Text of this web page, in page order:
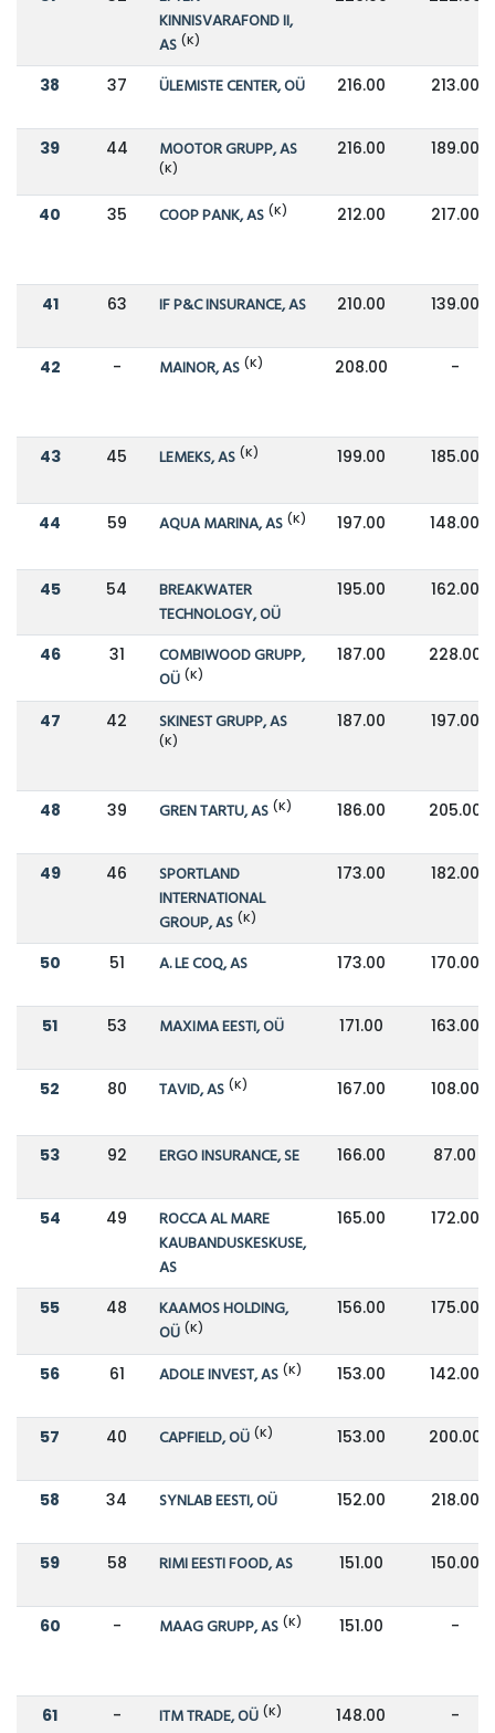
KINNISVARAFOND II,
AS (K)
38 37 ÜLEMISTE CENTER, OÜ 216.00 213.00
39 44 MOOTOR GRUPP, AS
(K)
216.00 189.00
40 35 COOP PANK, AS (K) 212.00 217.00
41 63 IF P&C INSURANCE, AS 210.00 139.00
42 - MAINOR, AS (K) 208.00 -
43 45 LEMEKS, AS (K) 199.00 185.00
44 59 AQUA MARINA, AS (K) 197.00 148.00
45 54
BREAKWATER
TECHNOLOGY, OÜ
195.00 162.00
46 31
COMBIWOOD GRUPP,
OÜ (K)
187.00 228.00
47 42 SKINEST GRUPP, AS
(K)
187.00 197.00
48 39 GREN TARTU, AS (K) 186.00 205.00
49 46
SPORTLAND
INTERNATIONAL
GROUP, AS (K)
173.00 182.00
50 51 A. LE COQ, AS 173.00 170.00
51 53 MAXIMA EESTI, OÜ 171.00 163.00
52 80 TAVID, AS (K) 167.00 108.00
53 92 ERGO INSURANCE, SE 166.00 87.00
54 49
ROCCA AL MARE
KAUBANDUSKESKUSE,
AS
165.00 172.00
55 48
KAAMOS HOLDING,
OÜ (K)
156.00 175.00
56 61 ADOLE INVEST, AS (K) 153.00 142.00
57 40 CAPFIELD, OÜ (K) 153.00 200.00
58 34 SYNLAB EESTI, OÜ 152.00 218.00
59 58 RIMI EESTI FOOD, AS 151.00 150.00
60 - MAAG GRUPP, AS (K) 151.00 -
61 - ITM TRADE, OÜ (K) 148.00 -